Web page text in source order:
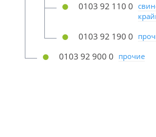
0103 92 110 0
0103 92 190 0
0103 92 900 0 прочие